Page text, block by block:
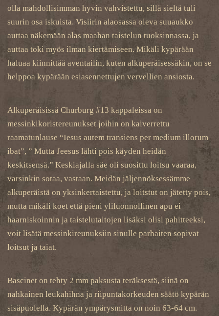
olla mahdollisimman hyvin vahvistettu, sillä sieltä tuli
suurin osa iskuista. Visiirin alaosassa oleva suuaukko
auttaa näkemään alas maahan taistelun tuoksinnassa, ja
auttaa toki myös ilman kiertämiseen. Mikäli kypärään
haluaa kiinnittää aventailin, kuten alkuperäisessäkin, on se
helppoa kypärään esiasennettujen vervellien ansiosta.
Alkuperäisissä Churburg #13 kappaleissa on
messinkikoristereunukset joihin on kaiverrettu
raamatunlause “Iesus autem transiens per medium illorum
ibat”, ” Mutta Jeesus lähti pois käyden heidän
keskitsensä.” Keskiajalla säe oli suosittu loitsu vaaraa,
varsinkin sotaa, vastaan. Meidän jäljennöksessämme
alkuperäistä on yksinkertaistettu, ja loitstut on jätetty pois,
mutta mikäli koet että pieni yliluonnollinen apu ei
haarniskoinnin ja taistelutaitojen lisäksi olisi pahitteeksi,
voit lisätä messinkireunuksiin sinulle parhaiten sopivat
loitsut ja taiat.
Bascinet on tehty 2 mm paksusta teräksestä, siinä on
nahkainen leukahihna ja riipuntakorkeuden säätö kypärän
sisäpuolella. Kypärän ympärysmitta on noin 63-64 cm.